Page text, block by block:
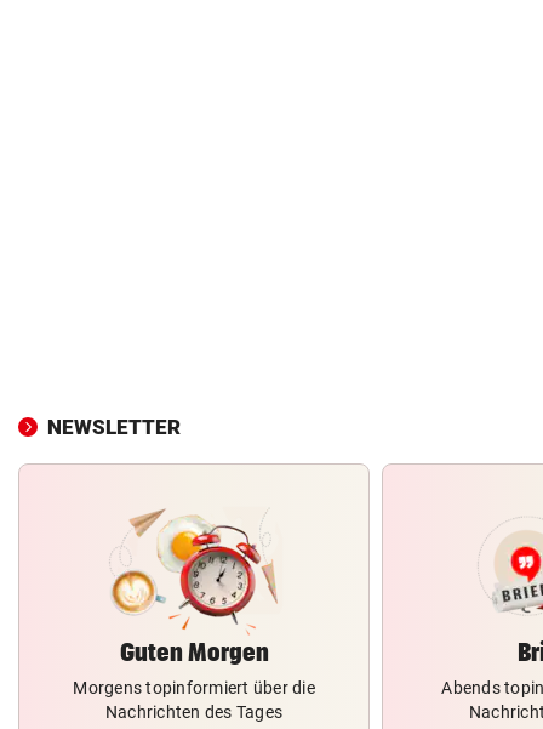
NEWSLETTER
Guten Morgen
Morgens topinformiert über die
Nachrichten des Tages
Abends